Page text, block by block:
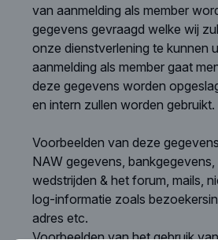
van aanmelding als member
gegevens gevraagd welke wij
onze dienstverlening te kunnen
aanmelding als member gaat
deze gegevens worden
en intern zullen worden gebruikt.
Voorbeelden van deze
NAW gegevens,
wedstrijden & het forum, mails,
log-informatie zoals
adres etc.
Voorbeelden van het gebruik